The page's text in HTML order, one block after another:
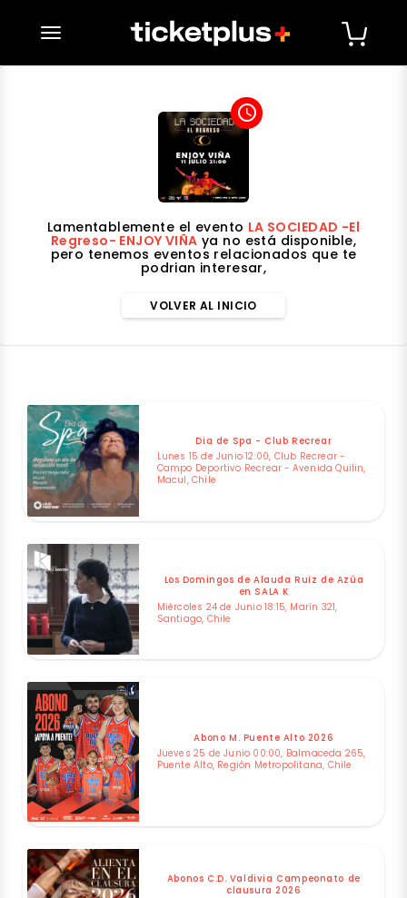
desplegar navegación
access_time
Lamentablemente el evento LA SOCIEDAD -El
Regreso- ENJOY VIÑA ya no está disponible,
pero tenemos eventos relacionados que te
podrian interesar,
VOLVER AL INICIO
Dia de Spa - Club Recrear
Lunes 15 de Junio 12:00, Club Recrear -
Campo Deportivo Recrear - Avenida Quilin,
Macul, Chile
Los Domingos de Alauda Ruiz de Azúa
en SALA K
Miércoles 24 de Junio 18:15, Marín 321,
Santiago, Chile
Abono M. Puente Alto 2026
Jueves 25 de Junio 00:00, Balmaceda 265,
Puente Alto, Región Metropolitana, Chile
Abonos C.D. Valdivia Campeonato de
clausura 2026